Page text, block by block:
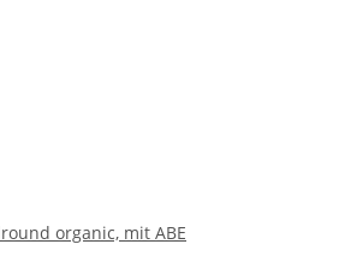
organic, mit ABE